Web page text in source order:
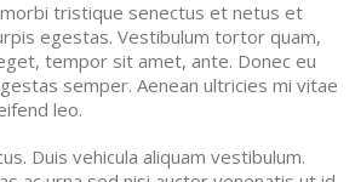
tristique senectus et netus et
egestas. Vestibulum tortor quam,
tempor sit amet, ante. Donec eu
semper. Aenean ultricies mi vitae
leo.
Duis vehicula aliquam vestibulum.